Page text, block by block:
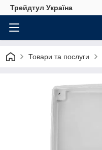
Трейдтул Україна
Товари та послуги